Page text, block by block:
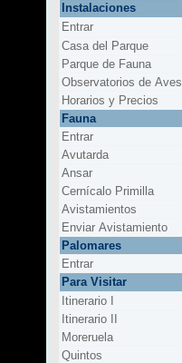
Instalaciones
Entrar
Casa del Parque
Parque de Fauna
Observatorios de Aves
Horarios y Precios
Fauna
Entrar
Avutarda
Ansar
Cernícalo Primilla
Avistamientos
Enviar Avistamiento
Palomares
Entrar
Para Visitar
Itinerario I
Itinerario II
Moreruela
Quintos